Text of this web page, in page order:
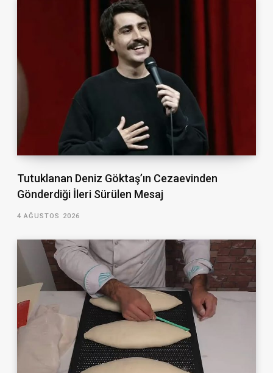
Tutuklanan Deniz Göktaş’ın Cezaevinden
Gönderdiği İleri Sürülen Mesaj
4 AĞUSTOS 2026